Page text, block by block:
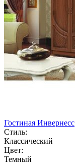
Гостиная Инвернесс
Стиль:
Классический
Цвет:
Темный